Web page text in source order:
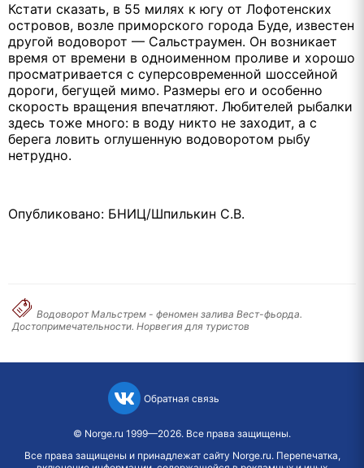
Кстати сказать, в 55 милях к югу от Лофотенских
островов, возле приморского города Буде, известен
другой водоворот — Сальстраумен. Он возникает
время от времени в одноименном проливе и хорошо
просматривается с суперсовременной шоссейной
дороги, бегущей мимо. Размеры его и особенно
скорость вращения впечатляют. Любителей рыбалки
здесь тоже много: в воду никто не заходит, а с
берега ловить оглушенную водоворотом рыбу
нетрудно.
Опубликовано: БНИЦ/Шпилькин С.В.
Водоворот Мальстрем - феномен залива Вест-фьорда.
Достопримечательности. Норвегия для туристов
Обратная связь
© Norge.ru 1999—2026. Все права защищены.
Все права защищены и принадлежат сайту Norge.ru. Перепечатка,